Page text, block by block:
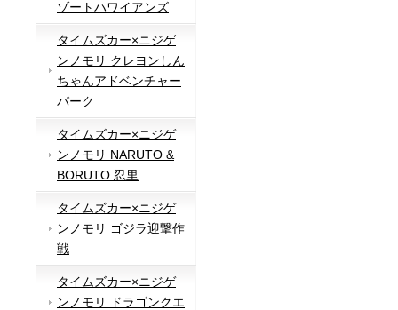
ゾートハワイアンズ
タイムズカー×ニジゲ
ンノモリ クレヨンしん
ちゃんアドベンチャー
パーク
タイムズカー×ニジゲ
ンノモリ NARUTO &
BORUTO 忍里
タイムズカー×ニジゲ
ンノモリ ゴジラ迎撃作
戦
タイムズカー×ニジゲ
ンノモリ ドラゴンクエ